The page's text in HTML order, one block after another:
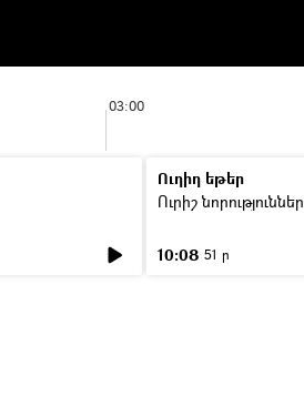
03:00
Ուղիղ եթեր
Ուրիշ նորություններ
10:08 51 ր